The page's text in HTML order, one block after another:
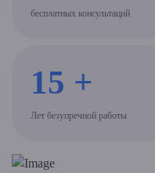
бесплатных консультаций
15 +
Лет безупречной работы